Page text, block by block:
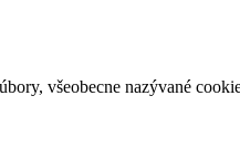
všeobecne nazývané